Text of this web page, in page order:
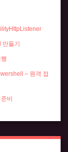
들기
– 원격 접
비